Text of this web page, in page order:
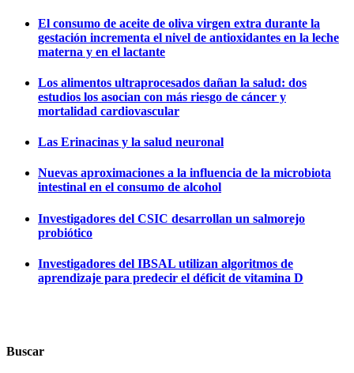
El consumo de aceite de oliva virgen extra durante la
gestación incrementa el nivel de antioxidantes en la leche
materna y en el lactante
Los alimentos ultraprocesados dañan la salud: dos
estudios los asocian con más riesgo de cáncer y
mortalidad cardiovascular
Las Erinacinas y la salud neuronal
Nuevas aproximaciones a la influencia de la microbiota
intestinal en el consumo de alcohol
Investigadores del CSIC desarrollan un salmorejo
probiótico
Investigadores del IBSAL utilizan algoritmos de
aprendizaje para predecir el déficit de vitamina D
Buscar